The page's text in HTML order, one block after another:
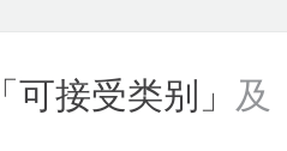
「可接受类别」 及